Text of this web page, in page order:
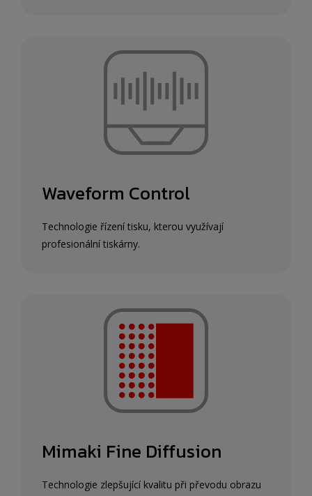
Waveform Control
Technologie řízení tisku, kterou využívají
profesionální tiskárny.
Mimaki Fine Diffusion
Technologie zlepšující kvalitu při převodu obrazu